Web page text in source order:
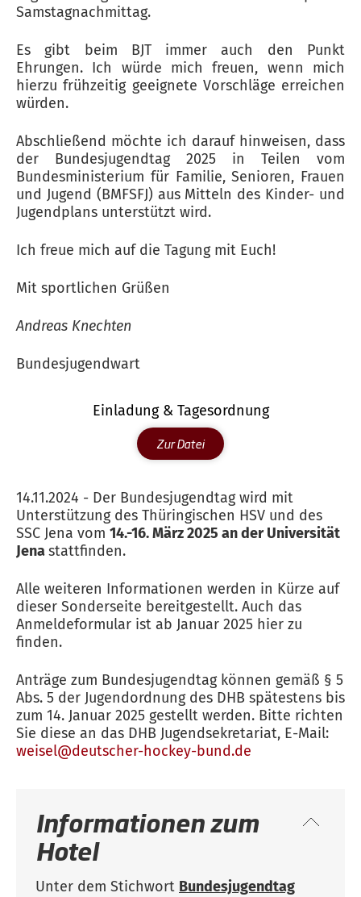
Samstagnachmittag.
Es gibt beim BJT immer auch den Punkt
Ehrungen. Ich würde mich freuen, wenn mich
hierzu frühzeitig geeignete Vorschläge erreichen
würden.
Abschließend möchte ich darauf hinweisen, dass
der Bundesjugendtag 2025 in Teilen vom
Bundesministerium für Familie, Senioren, Frauen
und Jugend (BMFSFJ) aus Mitteln des Kinder- und
Jugendplans unterstützt wird.
Ich freue mich auf die Tagung mit Euch!
Mit sportlichen Grüßen
Andreas Knechten
Bundesjugendwart
Einladung & Tagesordnung
Zur Datei
14.11.2024 - Der Bundesjugendtag wird mit
Unterstützung des Thüringischen HSV und des
SSC Jena vom 14.-16. März 2025 an der Universität
Jenastattfinden.
Alle weiteren Informationen werden in Kürze auf
dieser Sonderseite bereitgestellt. Auch das
Anmeldeformular ist ab Januar 2025 hier zu
finden.
Anträge zum Bundesjugendtag können gemäß § 5
Abs. 5 der Jugendordnung des DHB spätestens bis
zum 14. Januar 2025 gestellt werden. Bitte richten
Sie diese an das DHB Jugendsekretariat, E-Mail:
weisel@deutscher-hockey-bund.de
Informationen zum
Hotel
Unter dem Stichwort Bundesjugendtag